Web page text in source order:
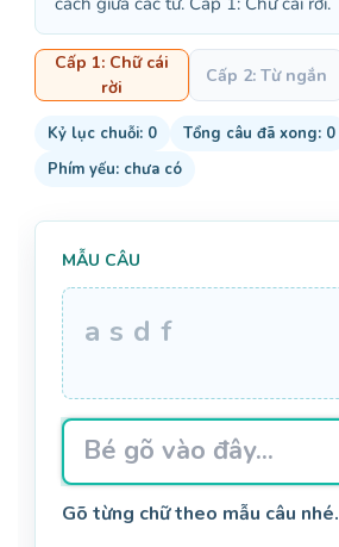
Cấp 1: Chữ cái
rời
Cấp 2: Từ ngắn
Kỷ lục chuỗi: 0
Tổng câu đã xong: 0
Phím yếu: chưa có
MẪU CÂU
a s d f
Gõ từng chữ theo mẫu câu nhé.